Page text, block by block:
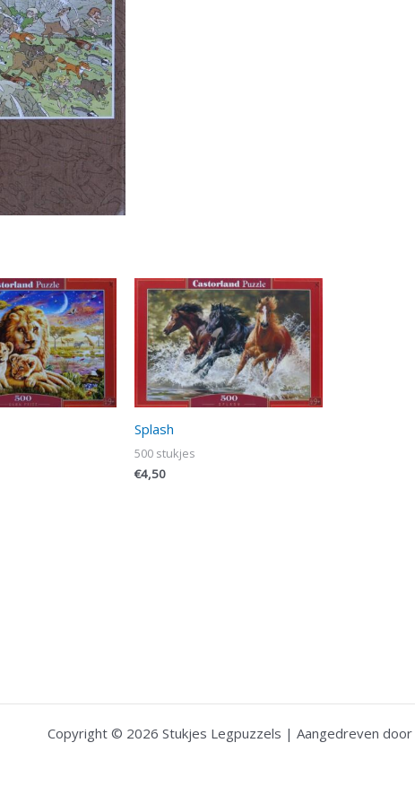
Splash
500 stukjes
€4,50
Copyright © 2026 Stukjes Legpuzzels | Aangedreven door